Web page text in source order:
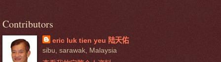
Contributors
eric luk tien yeu 陆天佑
sibu, sarawak, Malaysia